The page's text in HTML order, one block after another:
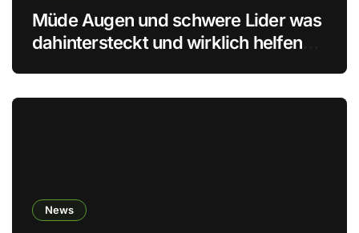
Müde Augen und schwere Lider was
dahintersteckt und wirklich helfen
News